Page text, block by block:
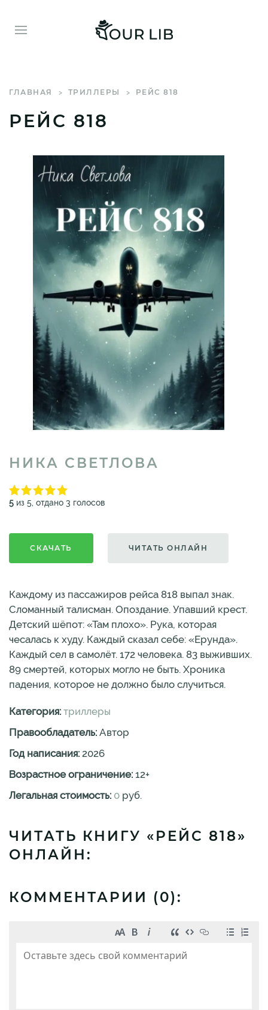
ГЛАВНАЯ ТРИЛЛЕРЫ РЕЙС 818
РЕЙС 818
НИКА СВЕТЛОВА
5 из 5, отдано 3 голосов
СКАЧАТЬ ЧИТАТЬ ОНЛАЙН
Каждому из пассажиров рейса 818 выпал знак.
Сломанный талисман. Опоздание. Упавший крест.
Детский шёпот: «Там плохо». Рука, которая
чесалась к худу. Каждый сказал себе: «Ерунда».
Каждый сел в самолёт. 172 человека. 83 выживших.
89 смертей, которых могло не быть. Хроника
падения, которое не должно было случиться.
Категория: триллеры
Правообладатель: Автор
Год написания: 2026
Возрастное ограничение: 12+
Легальная стоимость: 0 руб.
ЧИТАТЬ КНИГУ «РЕЙС 818»
ОНЛАЙН:
КОММЕНТАРИИ (0):